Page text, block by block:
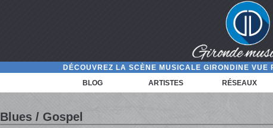
DÉCOUVREZ LA SCÈNE MUSICALE GIRONDINE
BLOG
ARTISTES RÉSEAUX
Blues / Gospel